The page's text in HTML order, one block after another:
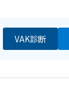
VAK診断